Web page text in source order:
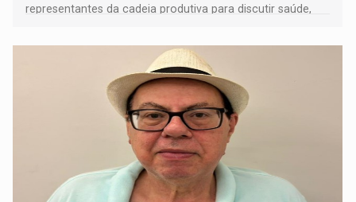
representantes da cadeia produtiva para discutir saúde,
durante a II Semana do Clima da Amazônia, em Belém